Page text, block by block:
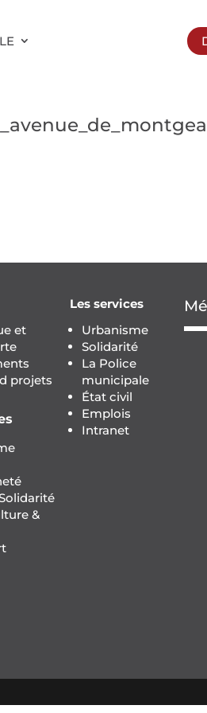
et
projets
&
Les services
Urbanisme
Solidarité
La Police
municipale
État civil
Emplois
Intranet